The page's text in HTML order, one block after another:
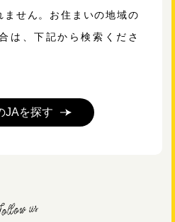
ません。お住まいの地域の
は、下記から検索くださ
JAを探す